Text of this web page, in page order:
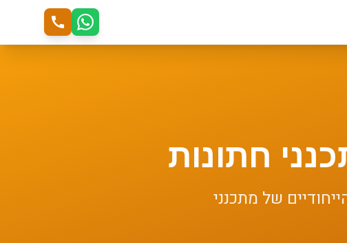
חתונות
של מתכנני